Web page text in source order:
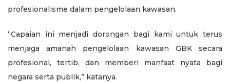
profesionalisme dalam pengelolaan kawasan.
“Capaian ini menjadi dorongan bagi kami untuk terus
menjaga amanah pengelolaan kawasan GBK secara
profesional, tertib, dan memberi manfaat nyata bagi
negara serta publik,” katanya.